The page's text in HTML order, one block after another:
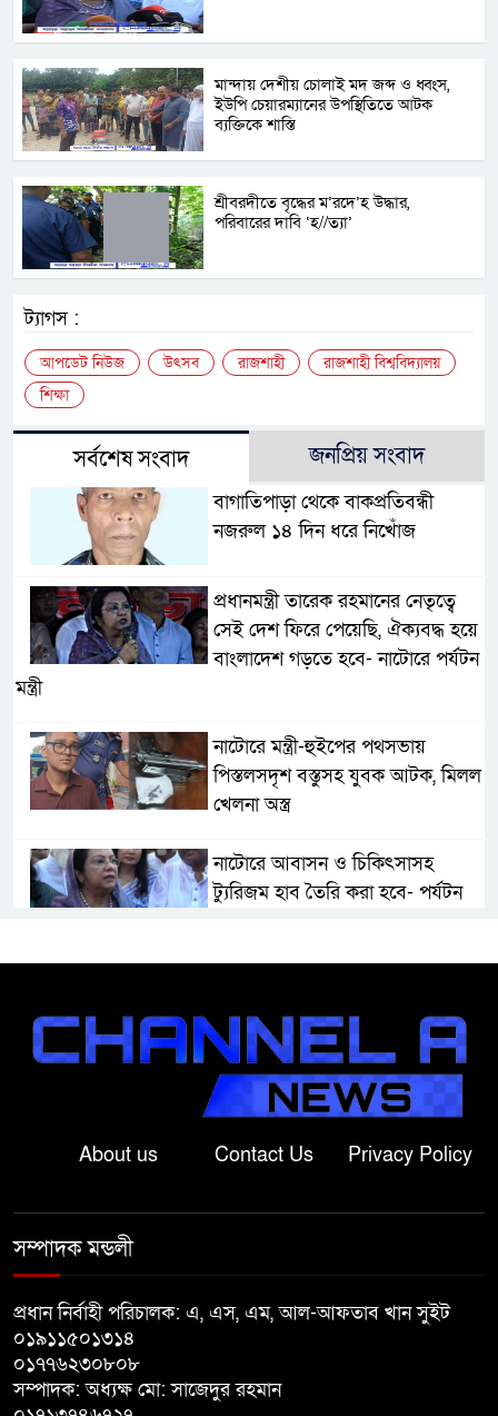
মান্দায় দেশীয় চোলাই মদ জব্দ ও ধ্বংস,
ইউপি চেয়ারম্যানের উপস্থিতিতে আটক
ব্যক্তিকে শাস্তি
শ্রীবরদীতে বৃদ্ধের ম’রদে’হ উদ্ধার,
পরিবারের দাবি ‘হ//ত্যা’
ট্যাগস :
আপডেট নিউজ উৎসব রাজশাহী
রাজশাহী বিশ্ববিদ্যালয়
শিক্ষা
সর্বশেষ সংবাদ জনপ্রিয় সংবাদ
বাগাতিপাড়া থেকে বাকপ্রতিবন্ধী
নজরুল ১৪ দিন ধরে নিখোঁজ
প্রধানমন্ত্রী তারেক রহমানের নেতৃত্বে
সেই দেশ ফিরে পেয়েছি, ঐক্যবদ্ধ হয়ে
বাংলাদেশ গড়তে হবে- নাটোরে পর্যটন
মন্ত্রী
নাটোরে মন্ত্রী-হুইপের পথসভায়
পিস্তলসদৃশ বস্তুসহ যুবক আটক, মিলল
খেলনা অস্ত্র
নাটোরে আবাসন ও চিকিৎসাসহ
ট্যুরিজম হাব তৈরি করা হবে- পর্যটন
ধ্বংস, ইউপি চেয়ারম্যানের উপস্থিতিতে
আটক ব্যক্তিকে শাস্তি
শ্রীবরদীতে বৃদ্ধের ম’রদে’হ উদ্ধার,
পরিবারের দাবি ‘হ//ত্যা’
চাঁদাবাজির অভিযোগ, বাগাতিপাড়ার
About us Contact Us Privacy Policy
সম্পাদক মন্ডলী
প্রধান নির্বাহী পরিচালক: এ, এস, এম, আল-আফতাব খান সুইট
০১৯১১৫০১৩১৪
০১৭৭৬২৩০৮০৮
সম্পাদক: অধ্যক্ষ মো: সাজেদুর রহমান